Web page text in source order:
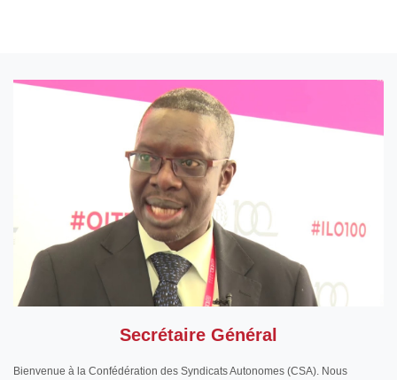
Secrétaire Général
Bienvenue à la Confédération des Syndicats Autonomes (CSA). Nous